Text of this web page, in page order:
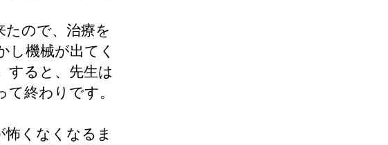
たので、治療を
し機械が出てく
すると、先生は
終わりです。
怖くなくなるま